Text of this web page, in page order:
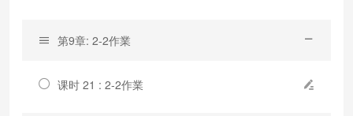
第9章: 2-2作業
课时 21 : 2-2作業